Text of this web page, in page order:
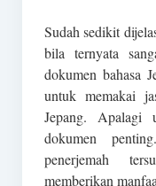
Sudah sedikit
bila ternyata
dokumen bahasa
untuk memakai
Jepang. Apalagi
dokumen
penerjemah
memberikan